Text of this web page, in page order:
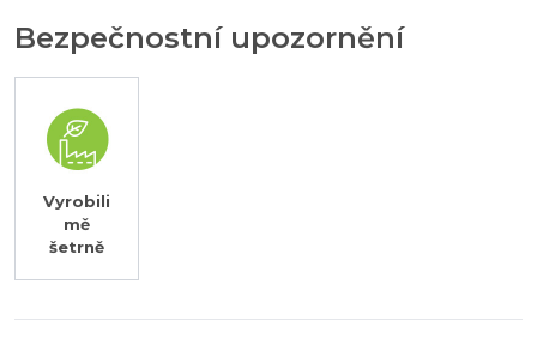
Bezpečnostní upozornění
Vyrobili
mě
šetrně